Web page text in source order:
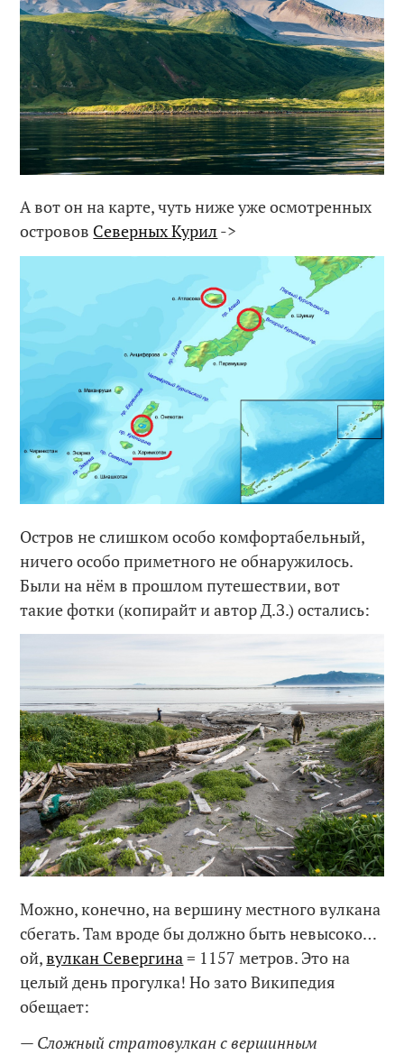
А вот он на карте, чуть ниже уже осмотренных
островов Северных Курил ->
Остров не слишком особо комфортабельный,
ничего особо приметного не обнаружилось.
Были на нём в прошлом путешествии, вот
такие фотки (копирайт и автор Д.З.) остались:
Можно, конечно, на вершину местного вулкана
сбегать. Там вроде бы должно быть невысоко…
ой,вулкан Севергина= 1157 метров. Это на
целый день прогулка! Но зато Википедия
обещает:
— Сложный стратовулкан с вершинным